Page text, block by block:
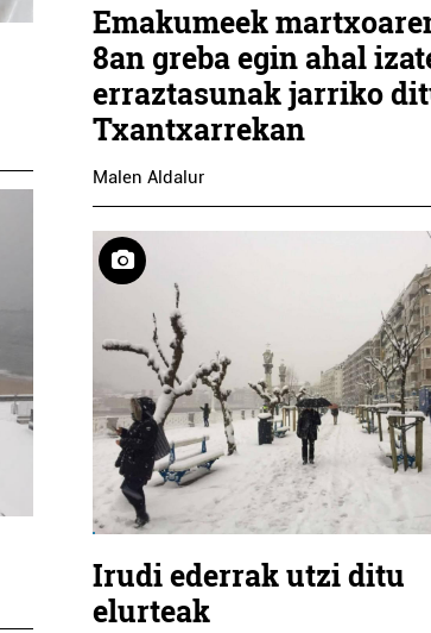
Emakumeek
8an greba egin ahal
erraztasunak jarriko
Txantxarrekan
Malen Aldalur
Irudi ederrak utzi ditu
elurteak